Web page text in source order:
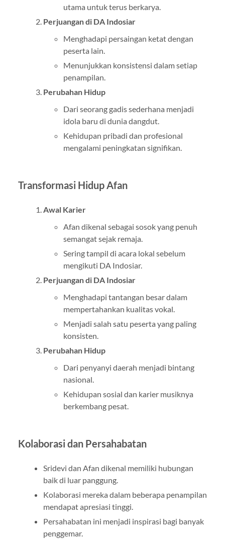
utama untuk terus berkarya.
Perjuangan di DA Indosiar
Menghadapi persaingan ketat dengan
peserta lain.
Menunjukkan konsistensi dalam setiap
penampilan.
Perubahan Hidup
Dari seorang gadis sederhana menjadi
idola baru di dunia dangdut.
Kehidupan pribadi dan profesional
mengalami peningkatan signifikan.
Transformasi Hidup Afan
Awal Karier
Afan dikenal sebagai sosok yang penuh
semangat sejak remaja.
Sering tampil di acara lokal sebelum
mengikuti DA Indosiar.
Perjuangan di DA Indosiar
Menghadapi tantangan besar dalam
mempertahankan kualitas vokal.
Menjadi salah satu peserta yang paling
konsisten.
Perubahan Hidup
Dari penyanyi daerah menjadi bintang
nasional.
Kehidupan sosial dan karier musiknya
berkembang pesat.
Kolaborasi dan Persahabatan
Sridevi dan Afan dikenal memiliki hubungan
baik di luar panggung.
Kolaborasi mereka dalam beberapa penampilan
mendapat apresiasi tinggi.
Persahabatan ini menjadi inspirasi bagi banyak
penggemar.